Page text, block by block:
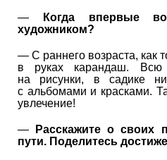
—
Когда впервые
художником?
— С раннего возраста, как
в руках карандаш. Всю
на рисунки, в садике
с альбомами и красками.
увлечение!
—
Расскажите о своих
пути. Поделитесь